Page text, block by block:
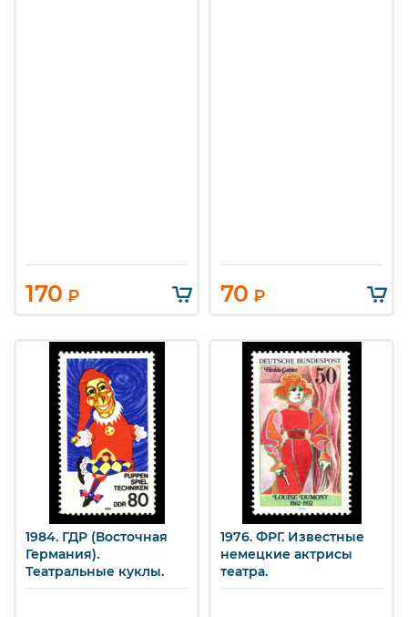
170 ₽ 70 ₽
1984. ГДР (Восточная
Германия).
Театральные куклы.
1976. ФРГ. Известные
немецкие актрисы
театра.